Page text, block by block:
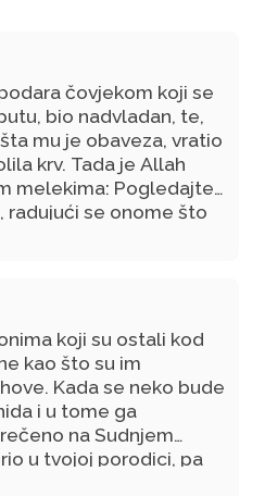
čovjekom koji se
bio nadvladan, te,
mu je obaveza, vratio
krv. Tada je Allah
melekima: Pogledajte
radujući se onome što
od onoga što
koji su ostali kod
kao što su im
Kada se neko bude
i u tome ga
na Sudnjem
u tvojoj porodici, pa
djela što hoćeš! - Što